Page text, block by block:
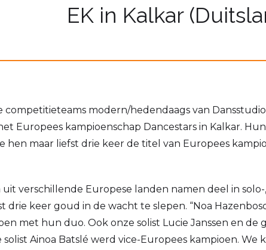
EK in Kalkar
competitieteams modern/hedendaags van
Europees kampioenschap Dancestars in Kalkar.
hen maar liefst drie keer de titel van Europees
uit verschillende Europese landen namen deel in
drie keer goud in de wacht te slepen. “Noa
met hun duo. Ook onze solist Lucie Janssen en
solist Ainoa Batslé werd vice-Europees kampioen.